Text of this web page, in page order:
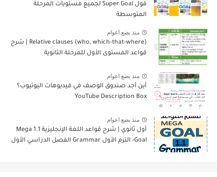
قول Super Goal لجميع مستويات المرحلة
المتوسطة
منذ بضع اعوام
Relative clauses (who, which-that-where) | شرح
قواعد المستوى الأول للمرحلة الثانوية
منذ بضع اعوام
أين أجد صندوق الوصف في فيديوهات اليوتيوب؟
YouTube Description Box
منذ بضع اعوام
أول ثانوي | شرح قواعد اللغة الإنجليزية 1.1 Mega
Goal- الترم الأول Grammar الفصل الدراسي الأول